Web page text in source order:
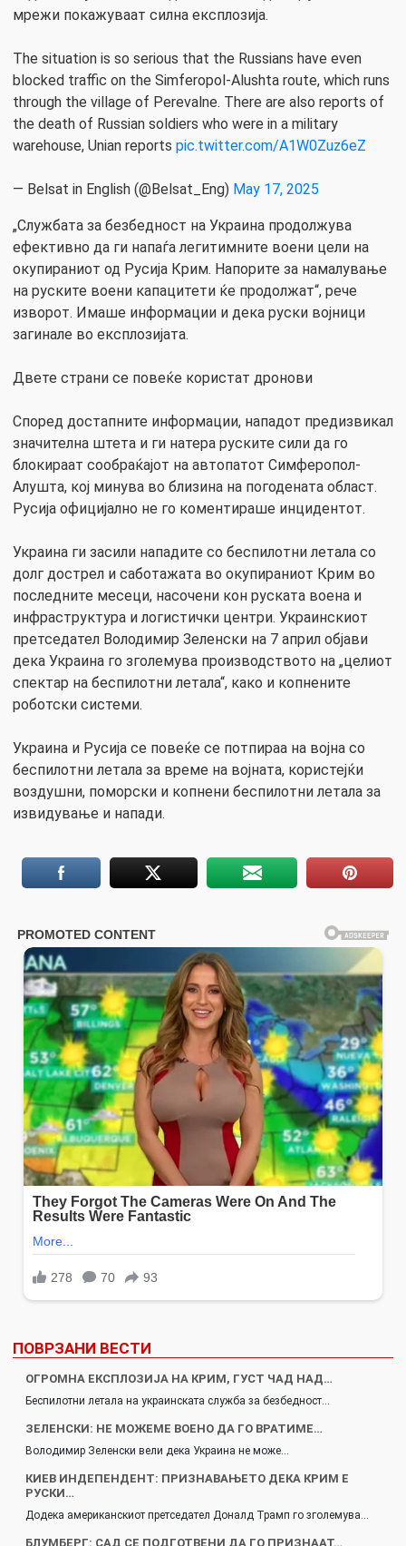
мрежи покажуваат силна експлозија.
The situation is so serious that the Russians have even
blocked traffic on the Simferopol-Alushta route, which runs
through the village of Perevalne. There are also reports of
the death of Russian soldiers who were in a military
warehouse, Unian reports pic.twitter.com/A1W0Zuz6eZ
— Belsat in English (@Belsat_Eng) May 17, 2025
„Службата за безбедност на Украина продолжува
ефективно да ги напаѓа легитимните воени цели на
окупираниот од Русија Крим. Напорите за намалување
на руските воени капацитети ќе продолжат“, рече
изворот. Имаше информации и дека руски војници
загинале во експлозијата.
Двете страни се повеќе користат дронови
Според достапните информации, нападот предизвикал
значителна штета и ги натера руските сили да го
блокираат сообраќајот на автопатот Симферопол-
Алушта, кој минува во близина на погодената област.
Русија официјално не го коментираше инцидентот.
Украина ги засили нападите со беспилотни летала со
долг дострел и саботажата во окупираниот Крим во
последните месеци, насочени кон руската воена и
инфраструктура и логистички центри. Украинскиот
претседател Володимир Зеленски на 7 април објави
дека Украина го зголемува производството на „целиот
спектар на беспилотни летала“, како и копнените
роботски системи.
Украина и Русија се повеќе се потпираа на војна со
беспилотни летала за време на војната, користејќи
воздушни, поморски и копнени беспилотни летала за
извидување и напади.
ПОВРЗАНИ ВЕСТИ
ОГРОМНА ЕКСПЛОЗИЈА НА КРИМ, ГУСТ ЧАД НАД…
Беспилотни летала на украинската служба за безбедност…
ЗЕЛЕНСКИ: НЕ МОЖЕМЕ ВОЕНО ДА ГО ВРАТИМЕ…
Володимир Зеленски вели дека Украина не може…
КИЕВ ИНДЕПЕНДЕНТ: ПРИЗНАВАЊЕТО ДЕКА КРИМ Е
РУСКИ…
Додека американскиот претседател Доналд Трамп го зголемува…
БЛУМБЕРГ: САД СЕ ПОДГОТВЕНИ ДА ГО ПРИЗНААТ…